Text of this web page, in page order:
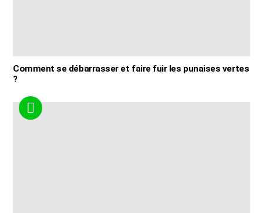
Comment se débarrasser et faire fuir les punaises vertes
?